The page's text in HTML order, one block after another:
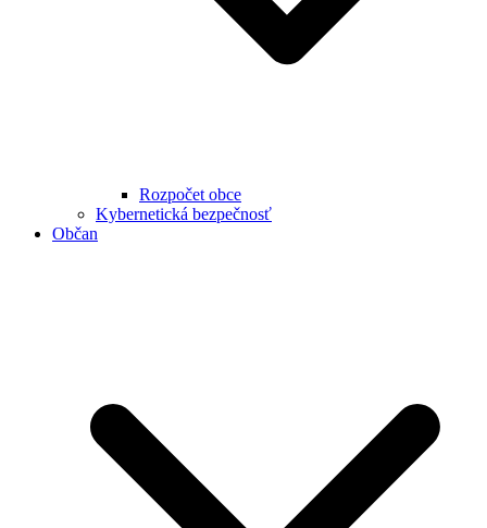
Rozpočet obce
Kybernetická bezpečnosť
Občan